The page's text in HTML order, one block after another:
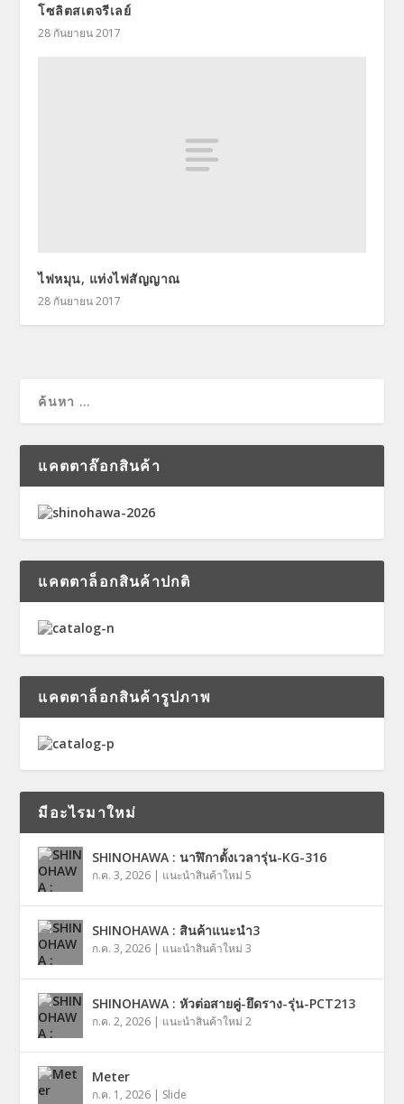
โซลิตสเตจรีเลย์
28 กันยายน 2017
ไฟหมุน, แท่งไฟสัญญาณ
28 กันยายน 2017
แคตตาล๊อกสินค้า
แคตตาล็อกสินค้าปกติ
แคตตาล็อกสินค้ารูปภาพ
มีอะไรมาใหม่
SHINOHAWA : นาฬิกาตั้งเวลารุ่น-KG-316
ก.ค. 3, 2026 | แนะนำสินค้าใหม่ 5
SHINOHAWA : สินค้าแนะนำ3
ก.ค. 3, 2026 | แนะนำสินค้าใหม่ 3
SHINOHAWA : หัวต่อสายคู่-ยึดราง-รุ่น-PCT213
ก.ค. 2, 2026 | แนะนำสินค้าใหม่ 2
Meter
ก.ค. 1, 2026 | Slide